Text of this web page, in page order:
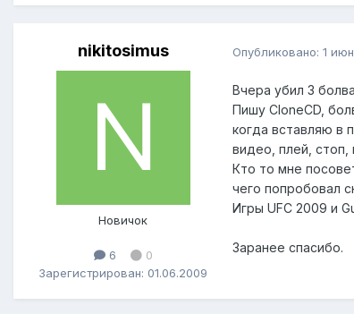
nikitosimus
Новичок
6
0
Зарегистрирован: 01.06.2009
Опубликовано: 1
Вчера убил 3
Пишу CloneCD,
когда вставляю в
видео, плей, стоп,
Кто то мне
чего попробовал
Игры UFC 2009 и
Заранее спасибо.